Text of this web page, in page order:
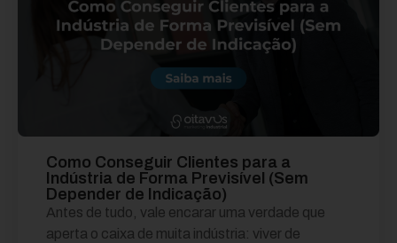
Como Conseguir Clientes para a
Indústria de Forma Previsível (Sem
Depender de Indicação)
Antes de tudo, vale encarar uma verdade que
aperta o caixa de muita indústria: viver de